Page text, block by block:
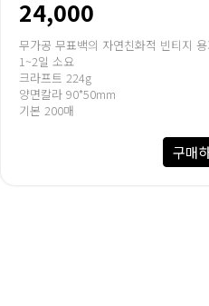
24,000
무가공 무표백의 자연친화적 빈티지 용
1~2일 소요
크라프트 224g
양면칼라 90*50mm
기본 200매
구매